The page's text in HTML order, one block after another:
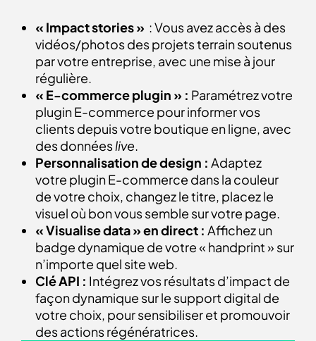
« Impact stories » : Vous avez accès à des
vidéos/photos des projets terrain soutenus
par votre entreprise, avec une mise à jour
régulière.
« E-commerce plugin » : Paramétrez votre
plugin E-commerce pour informer vos
clients depuis votre boutique en ligne, avec
des donnéeslive.
Personnalisation de design : Adaptez
votre plugin E-commerce dans la couleur
de votre choix, changez le titre, placez le
visuel où bon vous semble sur votre page.
« Visualise data » en direct : Affichez un
badge dynamique de votre « handprint » sur
n’importe quel site web.
Clé API : Intégrez vos résultats d’impact de
façon dynamique sur le support digital de
votre choix, pour sensibiliser et promouvoir
des actions régénératrices.